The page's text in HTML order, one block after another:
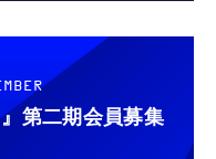
第二期会員募集